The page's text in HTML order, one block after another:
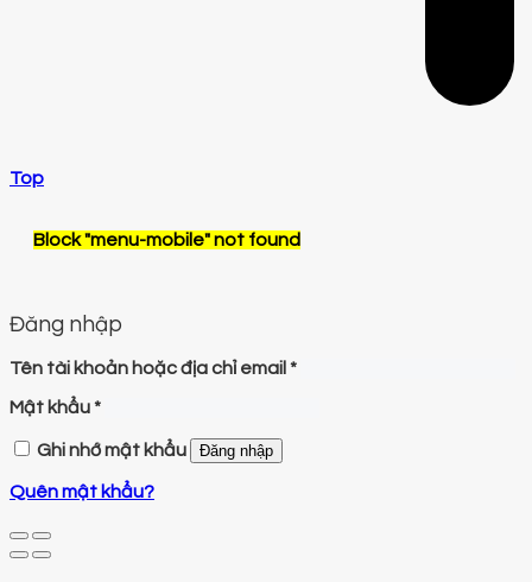
Top
Block"menu-mobile"not found
Đăng nhập
Tên tài khoản hoặc địa chỉ email *
Mật khẩu*
Ghi nhớ mật khẩu Đăng nhập
Quên mật khẩu?